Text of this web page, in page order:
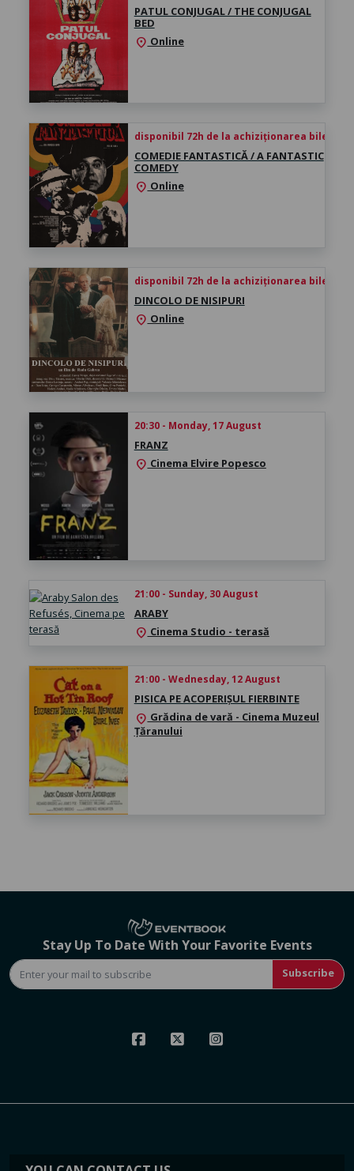
PATUL CONJUGAL / THE CONJUGAL
BED
location_on Online
disponibil 72h de la achiziționarea biletului
COMEDIE FANTASTICĂ / A FANTASTIC
COMEDY
location_on Online
disponibil 72h de la achiziționarea biletului
DINCOLO DE NISIPURI
location_on Online
20:30 - Monday, 17 August
FRANZ
location_on Cinema Elvire Popesco
21:00 - Sunday, 30 August
ARABY
location_on Cinema Studio - terasă
21:00 - Wednesday, 12 August
PISICA PE ACOPERIȘUL FIERBINTE
location_on Grădina de vară - Cinema Muzeul
Țăranului
Stay Up To Date With Your Favorite Events
Subscribe